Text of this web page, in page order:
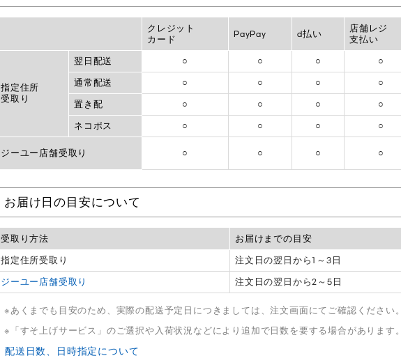
クレジット
カード
PayPay d払い
店舗レジ
支払い
指定住所
受取り
翌日配送 ○ ○ ○ ○
通常配送 ○ ○ ○ ○
置き配 ○ ○ ○ ○
ネコポス ○ ○ ○ ○
ジーユー店舗受取り ○ ○ ○ ○
お届け日の目安について
受取り方法 お届けまでの目安
指定住所受取り 注文日の翌日から1～3日
ジーユー店舗受取り 注文日の翌日から2～5日
あくまでも目安のため、実際の配送予定日につきましては、注文画面にてご確認ください。
「すそ上げサービス」のご選択や入荷状況などにより追加で日数を要する場合があります。
配送日数、日時指定について